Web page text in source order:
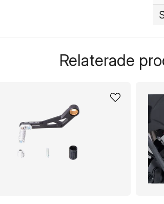
Relaterade